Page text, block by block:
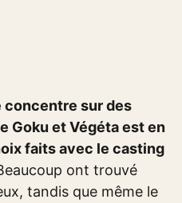
concentre sur des
Goku et Végéta est en
faits avec le casting
ont trouvé
tandis que même le